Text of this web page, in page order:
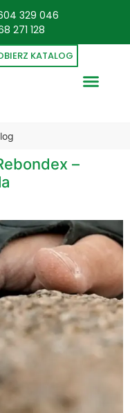
329 046
271 128
KATALOG
–